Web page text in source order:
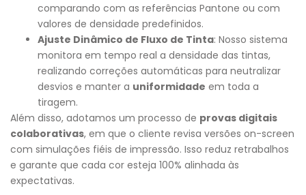
comparando com as referências Pantone ou com
valores de densidade predefinidos.
Ajuste Dinâmico de Fluxo de Tinta: Nosso sistema
monitora em tempo real a densidade das tintas,
realizando correções automáticas para neutralizar
desvios e manter a uniformidade em toda a
tiragem.
Além disso, adotamos um processo de provas digitais
colaborativas, em que o cliente revisa versões on-screen
com simulações fiéis de impressão. Isso reduz retrabalhos
e garante que cada cor esteja 100% alinhada às
expectativas.